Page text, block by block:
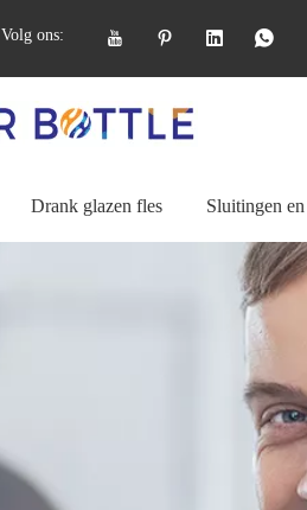
Volg ons:
Drank glazen fles Sluitingen